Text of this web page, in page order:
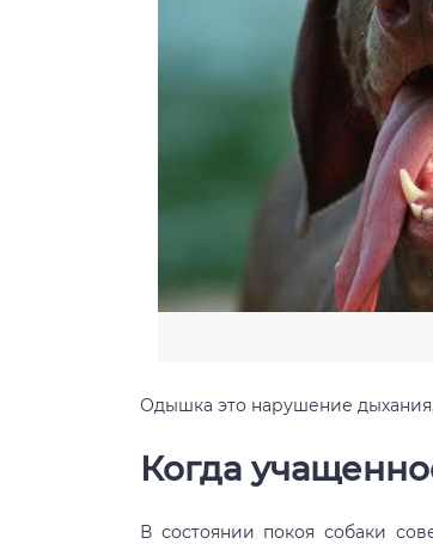
Одышка это нарушение
Когда
В состоянии покоя собаки